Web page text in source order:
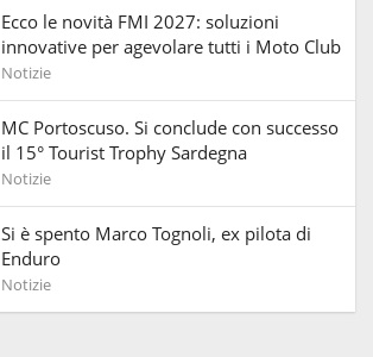
Ecco le novità FMI 2027: soluzioni
innovative per agevolare tutti i Moto Club
Notizie
MC Portoscuso. Si conclude con successo
il 15° Tourist Trophy Sardegna
Notizie
Si è spento Marco Tognoli, ex pilota di
Enduro
Notizie